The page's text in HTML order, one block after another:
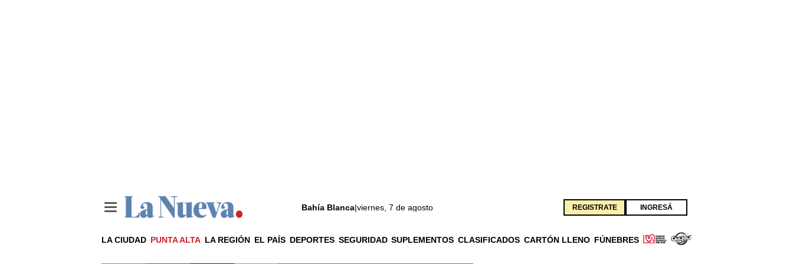
Bahía Blanca|viernes, 7 de agosto REGISTRATE INGRESÁ
LA CIUDAD PUNTA ALTA LA REGIÓN EL PAÍS DEPORTES SEGURIDAD SUPLEMENTOS CLASIFICADOS CARTÓN LLENO FÚNEBRES